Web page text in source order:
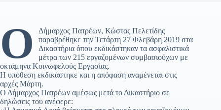
Ο
Δήμαρχος Πατρέων, Κώστας Πελετίδης
παραβρέθηκε την Τετάρτη 27 Φλεβάρη 2019 στα
Δικαστήρια όπου εκδικάστηκαν τα ασφαλιστικά
μέτρα των 215 εργαζομένων συμβασιούχων με
οκτάμηνα Κοινωφελούς Εργασίας.
Η υπόθεση εκδικάστηκε και η απόφαση αναμένεται στις
αρχές Μάρτη.
Ο Δήμαρχος Πατρέων αμέσως μετά το Δικαστήριο σε
δηλώσεις του ανέφερε: